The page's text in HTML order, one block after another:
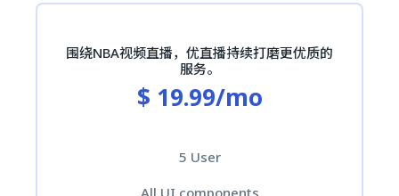
围绕NBA视频直播，优直播持续打磨更优质的
服务。
$ 19.99/mo
5 User
All UI components